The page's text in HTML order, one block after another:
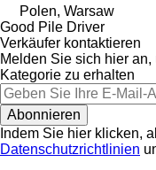
Polen, Warsaw
Good Pile Driver
Verkäufer kontaktieren
Melden Sie sich hier
Kategorie zu erhalten
Abonnieren
Indem Sie hier klicken,
Datenschutzrichtlinien